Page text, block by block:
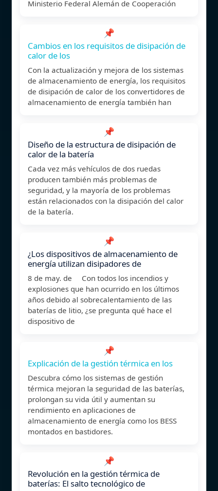
Ministerio Federal Alemán de Cooperación
📌
Cambios en los requisitos de disipación de
calor de los
Con la actualización y mejora de los sistemas
de almacenamiento de energía, los requisitos
de disipación de calor de los convertidores de
almacenamiento de energía también han
📌
Diseño de la estructura de disipación de
calor de la batería
Cada vez más vehículos de dos ruedas
producen también más problemas de
seguridad, y la mayoría de los problemas
están relacionados con la disipación del calor
de la batería.
📌
¿Los dispositivos de almacenamiento de
energía utilizan disipadores de
8 de may. de Con todos los incendios y
explosiones que han ocurrido en los últimos
años debido al sobrecalentamiento de las
baterías de litio, ¿se pregunta qué hace el
dispositivo de
📌
Explicación de la gestión térmica en los
Descubra cómo los sistemas de gestión
térmica mejoran la seguridad de las baterías,
prolongan su vida útil y aumentan su
rendimiento en aplicaciones de
almacenamiento de energía como los BESS
montados en bastidores.
📌
Revolución en la gestión térmica de
baterías: El salto tecnológico de